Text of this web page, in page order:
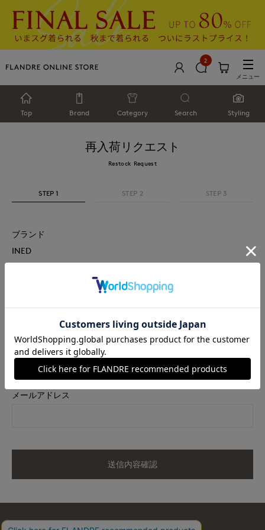
2
メニュー
Top Brand Category Search Styling
再入荷リクエスト
Restock Request
STEP 1 STEP 2 STEP 3
ブランド
INED
《STORYコラボ》2WAYブローチ 《ROBE SUPERIOR CLOSET》
サイズ
メールアドレス
送信内容確認